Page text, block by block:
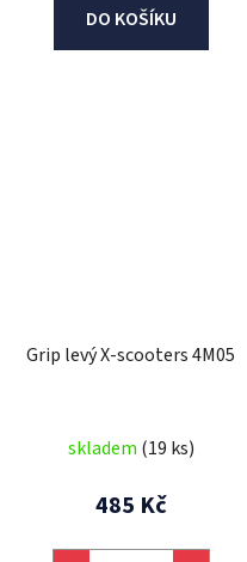
DO KOŠÍKU
Grip levý X-scooters 4M05
skladem (19 ks)
485 Kč